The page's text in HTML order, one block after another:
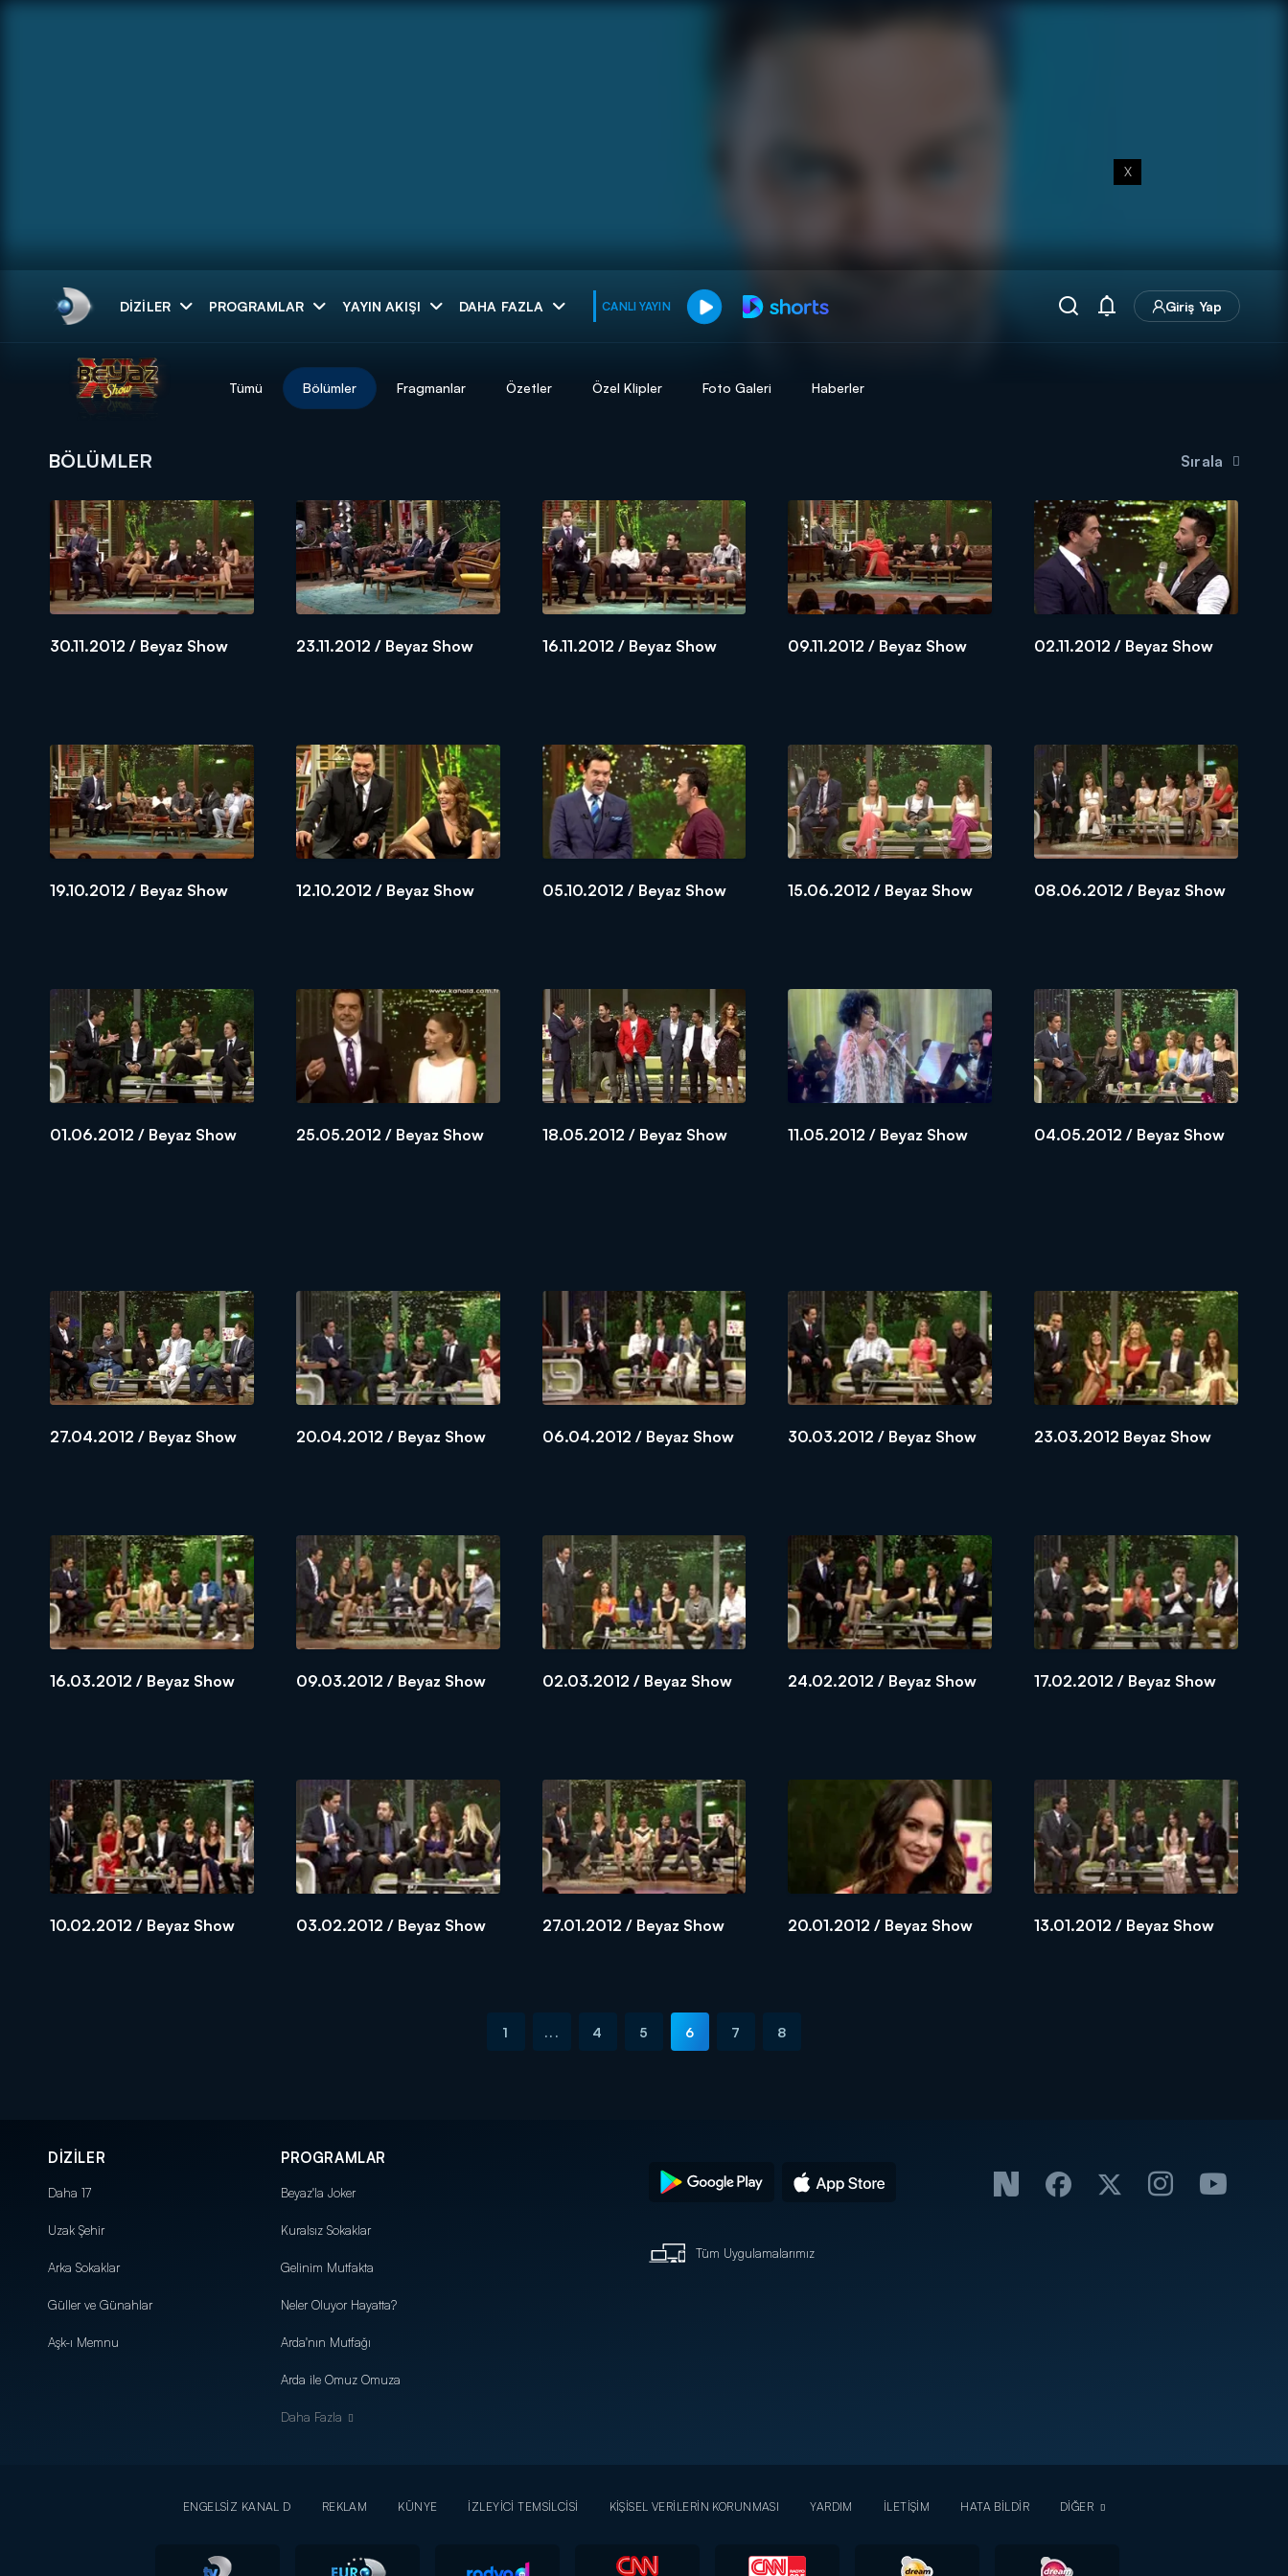
X
DIZILER PROGRAMLAR YAYIN AKIŞI DAHA FAZLA CANLI YAYIN Giriş Yap
muhteşem ikili
ARAMA SONUÇLARI
DİĞER SONUÇLAR
Tümü Bölümler Fragmanlar Özetler Özel Klipler Foto Galeri Haberler
BÖLÜMLER Sırala
30.11.2012 / Beyaz Show 23.11.2012 / Beyaz Show 16.11.2012 / Beyaz Show 09.11.2012 / Beyaz Show 02.11.2012 / Beyaz Show
19.10.2012 / Beyaz Show 12.10.2012 / Beyaz Show 05.10.2012 / Beyaz Show 15.06.2012 / Beyaz Show 08.06.2012 / Beyaz Show
01.06.2012 / Beyaz Show 25.05.2012 / Beyaz Show 18.05.2012 / Beyaz Show 11.05.2012 / Beyaz Show 04.05.2012 / Beyaz Show
27.04.2012 / Beyaz Show 20.04.2012 / Beyaz Show 06.04.2012 / Beyaz Show 30.03.2012 / Beyaz Show 23.03.2012 Beyaz Show
16.03.2012 / Beyaz Show 09.03.2012 / Beyaz Show 02.03.2012 / Beyaz Show 24.02.2012 / Beyaz Show 17.02.2012 / Beyaz Show
10.02.2012 / Beyaz Show 03.02.2012 / Beyaz Show 27.01.2012 / Beyaz Show 20.01.2012 / Beyaz Show 13.01.2012 / Beyaz Show
1 ... 4 5 6 7 8
DİZİLER
Daha 17
Uzak Şehir
Arka Sokaklar
Güller ve Günahlar
Aşk-ı Memnu
PROGRAMLAR
Beyaz'la Joker
Kuralsız Sokaklar
Gelinim Mutfakta
Neler Oluyor Hayatta?
Arda'nın Mutfağı
Arda ile Omuz Omuza
Daha Fazla
Tüm Uygulamalarımız
ENGELSİZ KANAL D REKLAM KÜNYE İZLEYİCİ TEMSİLCİSİ KİŞİSEL VERİLERİN KORUNMASI YARDIM İLETİŞİM HATA BİLDİR DİĞER